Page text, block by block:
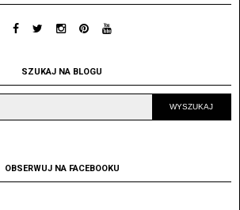
SZUKAJ NA BLOGU
OBSERWUJ NA FACEBOOKU